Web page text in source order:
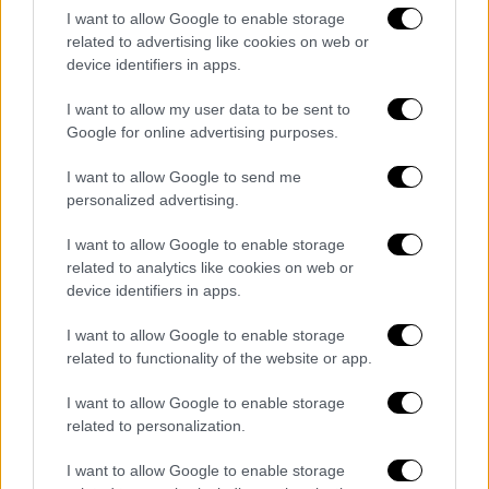
I want to allow Google to enable storage
related to advertising like cookies on web or
device identifiers in apps.
I want to allow my user data to be sent to
Google for online advertising purposes.
I want to allow Google to send me
personalized advertising.
I want to allow Google to enable storage
related to analytics like cookies on web or
device identifiers in apps.
I want to allow Google to enable storage
related to functionality of the website or app.
I want to allow Google to enable storage
related to personalization.
I want to allow Google to enable storage
αποθηκευτεί σε χώρους που δεν
υπάρχει δυνατότητα πρόσβασης από
αγριόχοιρους για τουλάχιστον 90
ημέρες πριν από τη χρήση.
Τα κτίρια των εκμεταλλεύσεων πρέπει
να είναι κατασκευασμένα κατά τέτοιο
τρόπο ώστε να μην υπάρχει δυνατότητα
εισόδου σε αυτά αγριόχοιρων ή άλλων
ζώων (π.χ. σκύλοι).
Απαγορεύεται η διατήρηση και διαμονή
χοίρων εκτός περιφραγμένων
εκτάσεων.
Eπιπρόσθετες απαιτήσεις βιοασφάλειας